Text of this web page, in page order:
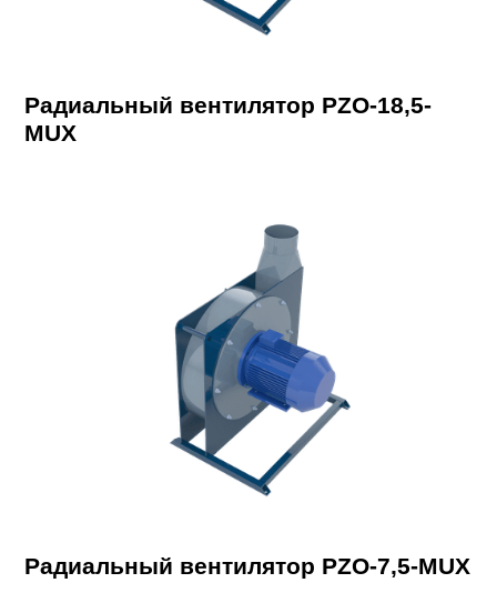
Радиальный вентилятор PZO-18,5-
MUX
Радиальный вентилятор PZO-7,5-MUX